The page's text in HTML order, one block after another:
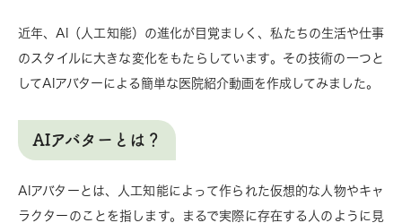
近年、AI（人工知能）の進化が目覚ましく、私たちの生活や仕事
のスタイルに大きな変化をもたらしています。その技術の一つと
してAIアバターによる簡単な医院紹介動画を作成してみました。
AIアバターとは？
AIアバターとは、人工知能によって作られた仮想的な人物やキャ
ラクターのことを指します。まるで実際に存在する人のように見